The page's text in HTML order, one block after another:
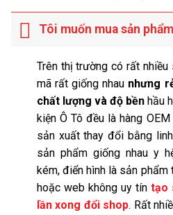
Tôi muốn mua sản
Trên thị trường có rất
mã rất giống nhau nhưng
chất lượng và độ bền hầu
kiện Ô Tô đều là hàng
sản xuất thay đổi bằng
sản phẩm giống nhau y
kém, điển hình là sản
hoặc web không uy tín tạo
lần xong đổi shop. Rất